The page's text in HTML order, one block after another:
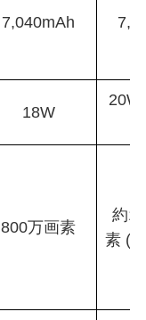
7,040mAh
18W
20W
800万画素
約
素 (f/